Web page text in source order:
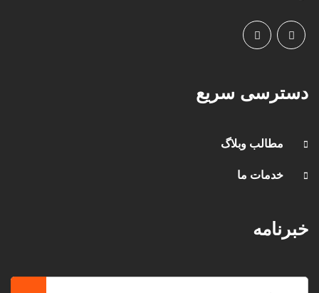
دسترسی سریع
مطالب وبلاگ
خدمات ما
خبرنامه